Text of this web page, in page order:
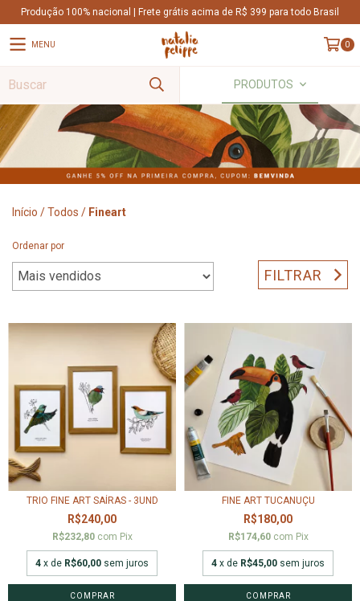
Produção 100% nacional | Frete grátis acima de R$ 399 para todo Brasil
MENU 0
PRODUTOS
Início /Todos / Fineart
Ordenar por
FILTRAR
TRIO FINE ART SAÍRAS - 3UND
R$240,00
R$232,80 com Pix
4 x de R$60,00 sem juros
COMPRAR
FINE ART TUCANUÇU
R$180,00
R$174,60 com Pix
4 x de R$45,00 sem juros
COMPRAR